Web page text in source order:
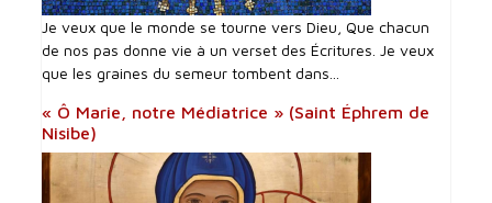
Je veux que le monde se tourne vers Dieu, Que chacun
de nos pas donne vie à un verset des Écritures. Je veux
que les graines du semeur tombent dans...
« Ô Marie, notre Médiatrice » (Saint Éphrem de
Nisibe)